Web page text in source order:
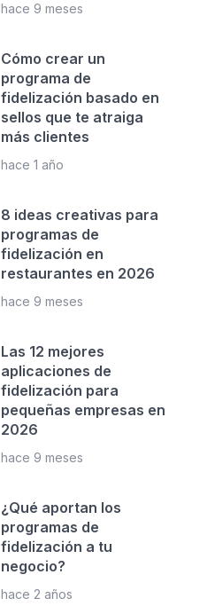
hace 9 meses
Cómo crear un
programa de
fidelización basado en
sellos que te atraiga
más clientes
hace 1 año
8 ideas creativas para
programas de
fidelización en
restaurantes en 2026
hace 9 meses
Las 12 mejores
aplicaciones de
fidelización para
pequeñas empresas en
2026
hace 9 meses
¿Qué aportan los
programas de
fidelización a tu
negocio?
hace 2 años